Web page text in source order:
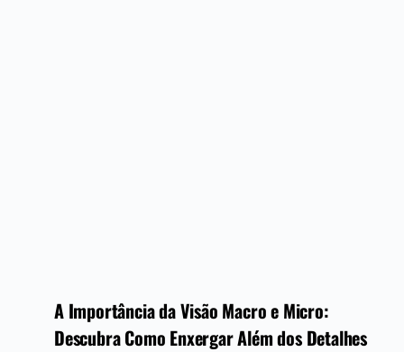
A Importância da Visão Macro e Micro:
Descubra Como Enxergar Além dos Detalhes